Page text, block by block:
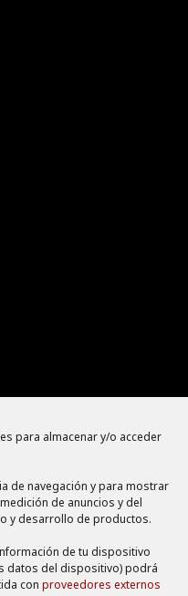
para almacenar y/o acceder
de navegación y para mostrar
de anuncios y del
y desarrollo de productos.
de tu dispositivo
datos del dispositivo) podrá
con proveedores externos